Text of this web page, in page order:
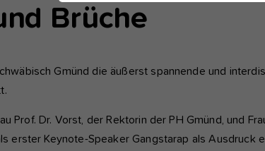
Brüche
Gmünd die äußerst spannende und
Prof. Dr. Vorst, der Rektorin der PH Gmünd, und
erster Keynote-Speaker Gangstarap als Ausdruck
funktioniert.
Diese Gruppe beinhaltet alle Skripte
Cookie-